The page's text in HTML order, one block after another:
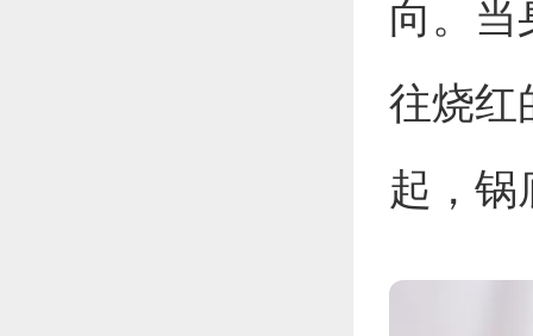
向。当
往烧
起，锅